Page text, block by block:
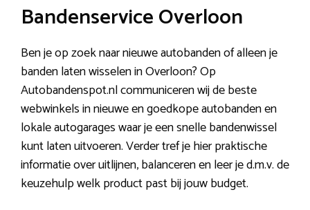
Bandenservice Overloon
Ben je op zoek naar nieuwe autobanden of alleen je
banden laten wisselen in Overloon? Op
Autobandenspot.nl communiceren wij de beste
webwinkels in nieuwe en goedkope autobanden en
lokale autogarages waar je een snelle bandenwissel
kunt laten uitvoeren. Verder tref je hier praktische
informatie over uitlijnen, balanceren en leer je d.m.v. de
keuzehulp welk product past bij jouw budget.